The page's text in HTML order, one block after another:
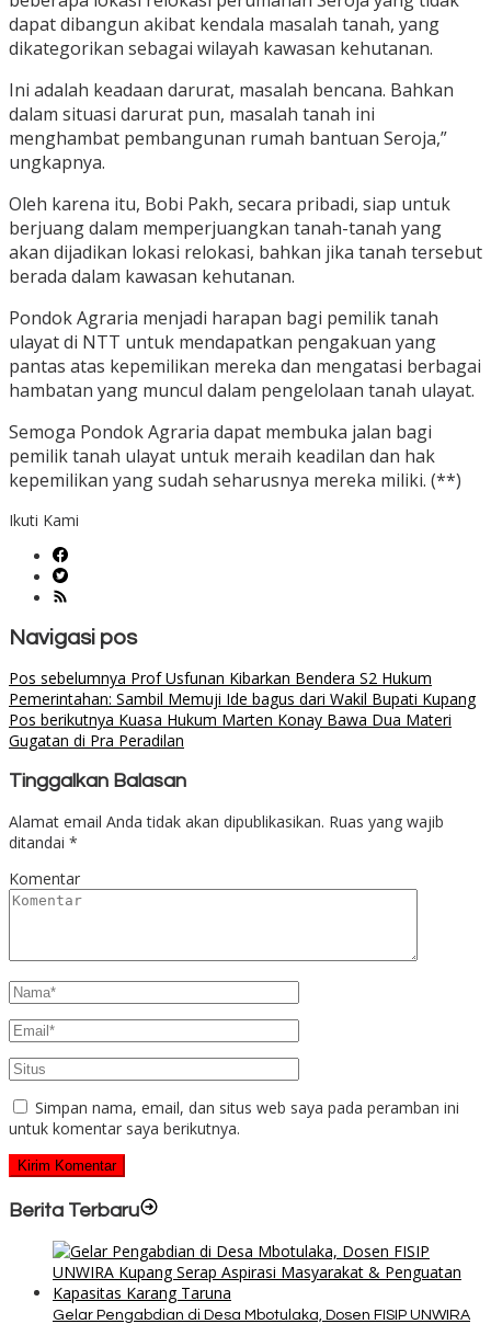
dapat dibangun akibat kendala masalah tanah, yang
dikategorikan sebagai wilayah kawasan kehutanan.
Ini adalah keadaan darurat, masalah bencana. Bahkan
dalam situasi darurat pun, masalah tanah ini
menghambat pembangunan rumah bantuan Seroja,”
ungkapnya.
Oleh karena itu, Bobi Pakh, secara pribadi, siap untuk
berjuang dalam memperjuangkan tanah-tanah yang
akan dijadikan lokasi relokasi, bahkan jika tanah tersebut
berada dalam kawasan kehutanan.
Pondok Agraria menjadi harapan bagi pemilik tanah
ulayat di NTT untuk mendapatkan pengakuan yang
pantas atas kepemilikan mereka dan mengatasi berbagai
hambatan yang muncul dalam pengelolaan tanah ulayat.
Semoga Pondok Agraria dapat membuka jalan bagi
pemilik tanah ulayat untuk meraih keadilan dan hak
kepemilikan yang sudah seharusnya mereka miliki. (**)
Ikuti Kami
Navigasi pos
Pos sebelumnya Prof Usfunan Kibarkan Bendera S2 Hukum
Pemerintahan: Sambil Memuji Ide bagus dari Wakil Bupati Kupang
Pos berikutnya Kuasa Hukum Marten Konay Bawa Dua Materi
Gugatan di Pra Peradilan
Tinggalkan Balasan
Alamat email Anda tidak akan dipublikasikan. Ruas yang wajib
ditandai *
Komentar
Simpan nama, email, dan situs web saya pada peramban ini
untuk komentar saya berikutnya.
Berita Terbaru
Gelar Pengabdian di Desa Mbotulaka, Dosen FISIP UNWIRA